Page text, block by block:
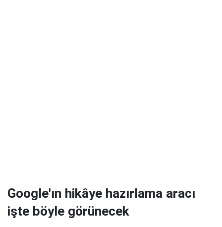
Google'ın hikâye hazırlama aracı
işte böyle görünecek